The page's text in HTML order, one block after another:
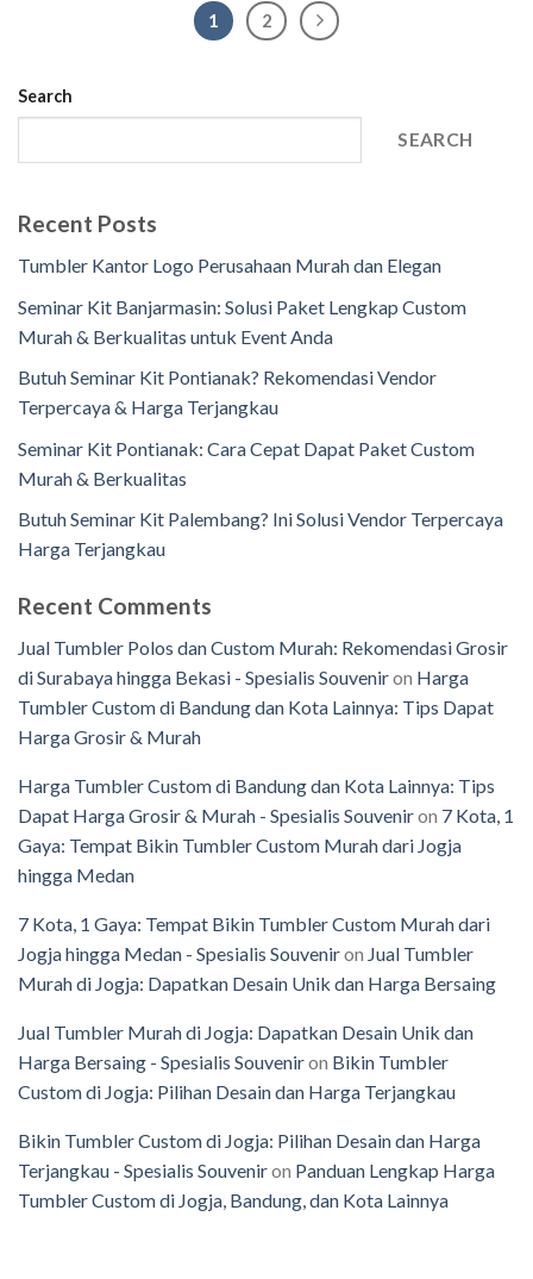
1 2
Search
SEARCH
Recent Posts
Tumbler Kantor Logo Perusahaan Murah dan Elegan
Seminar Kit Banjarmasin: Solusi Paket Lengkap Custom
Murah & Berkualitas untuk Event Anda
Butuh Seminar Kit Pontianak? Rekomendasi Vendor
Terpercaya & Harga Terjangkau
Seminar Kit Pontianak: Cara Cepat Dapat Paket Custom
Murah & Berkualitas
Butuh Seminar Kit Palembang? Ini Solusi Vendor Terpercaya
Harga Terjangkau
Recent Comments
Jual Tumbler Polos dan Custom Murah: Rekomendasi Grosir
di Surabaya hingga Bekasi - Spesialis Souveniron Harga
Tumbler Custom di Bandung dan Kota Lainnya: Tips Dapat
Harga Grosir & Murah
Harga Tumbler Custom di Bandung dan Kota Lainnya: Tips
Dapat Harga Grosir & Murah - Spesialis Souveniron 7 Kota, 1
Gaya: Tempat Bikin Tumbler Custom Murah dari Jogja
hingga Medan
7 Kota, 1 Gaya: Tempat Bikin Tumbler Custom Murah dari
Jogja hingga Medan - Spesialis Souveniron Jual Tumbler
Murah di Jogja: Dapatkan Desain Unik dan Harga Bersaing
Jual Tumbler Murah di Jogja: Dapatkan Desain Unik dan
Harga Bersaing - Spesialis Souveniron Bikin Tumbler
Custom di Jogja: Pilihan Desain dan Harga Terjangkau
Bikin Tumbler Custom di Jogja: Pilihan Desain dan Harga
Terjangkau - Spesialis Souveniron Panduan Lengkap Harga
Tumbler Custom di Jogja, Bandung, dan Kota Lainnya